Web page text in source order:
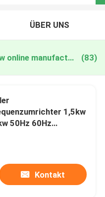
ÜBER UNS
frequency inverter 1 5kw online manufacture (83)
1,5kw
50Hz 60Hz
Kontakt